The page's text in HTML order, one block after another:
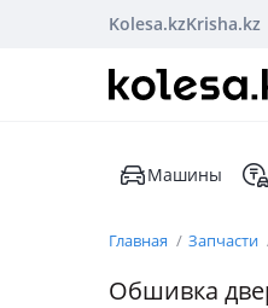
Kolesa.kzKrisha.kz
Машины
Главная Запчасти
Обшивка